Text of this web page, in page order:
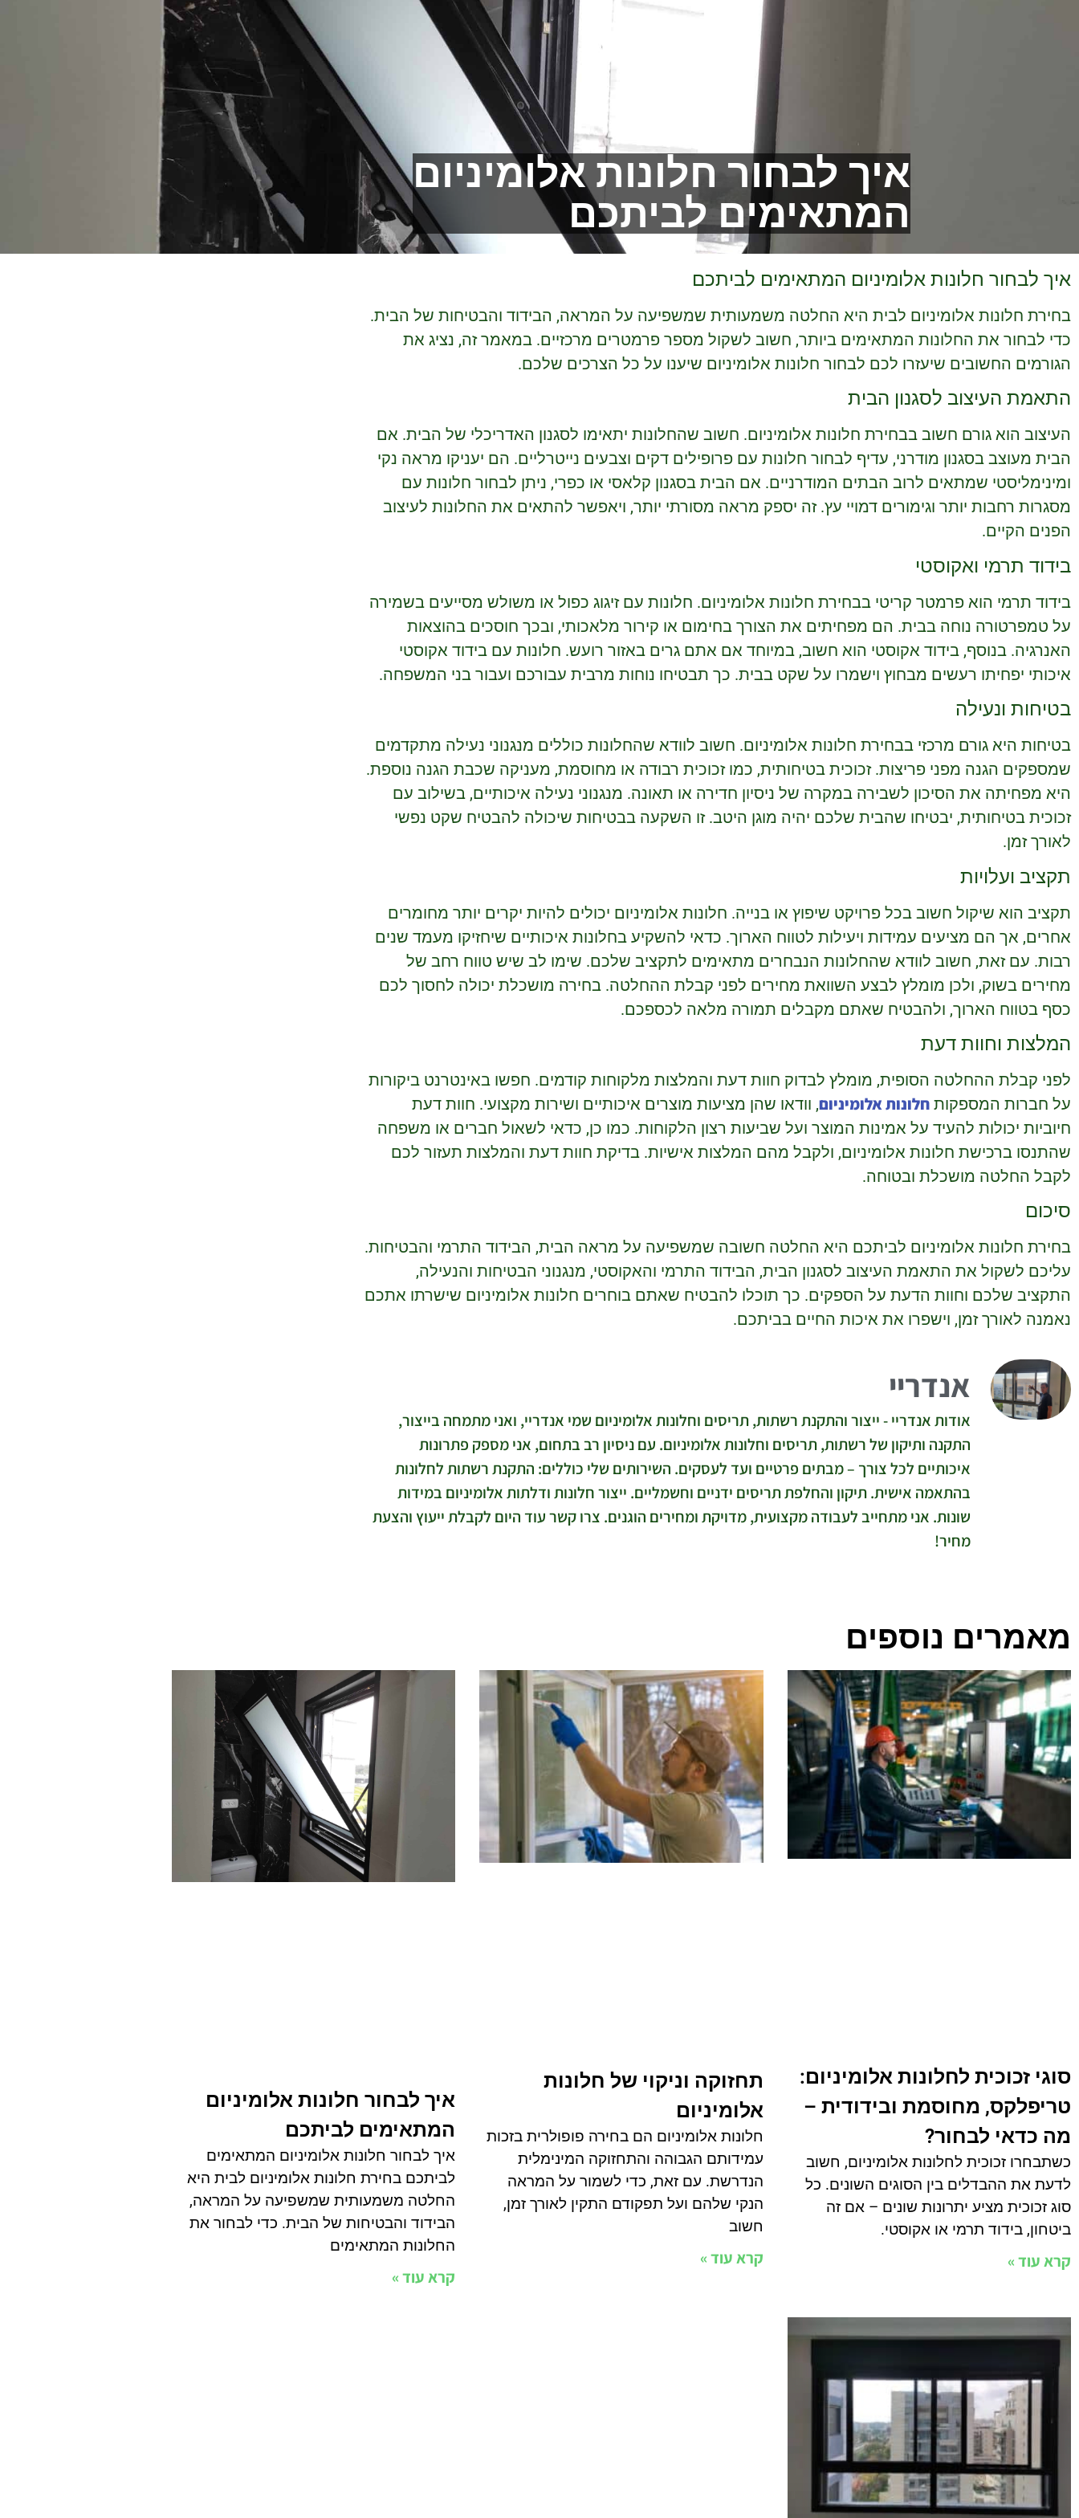
איך לבחור חלונות אלומיניום
המתאימים לביתכם
איך לבחור חלונות אלומיניום המתאימים לביתכם
בחירת חלונות אלומיניום לבית היא החלטה משמעותית שמשפיעה על המראה, הבידוד והבטיחות של הבית.
כדי לבחור את החלונות המתאימים ביותר, חשוב לשקול מספר פרמטרים מרכזיים. במאמר זה, נציג את
הגורמים החשובים שיעזרו לכם לבחור חלונות אלומיניום שיענו על כל הצרכים שלכם.
התאמת העיצוב לסגנון הבית
העיצוב הוא גורם חשוב בבחירת חלונות אלומיניום. חשוב שהחלונות יתאימו לסגנון האדריכלי של הבית. אם
הבית מעוצב בסגנון מודרני, עדיף לבחור חלונות עם פרופילים דקים וצבעים נייטרליים. הם יעניקו מראה נקי
ומינימליסטי שמתאים לרוב הבתים המודרניים. אם הבית בסגנון קלאסי או כפרי, ניתן לבחור חלונות עם
מסגרות רחבות יותר וגימורים דמויי עץ. זה יספק מראה מסורתי יותר, ויאפשר להתאים את החלונות לעיצוב
הפנים הקיים.
בידוד תרמי ואקוסטי
בידוד תרמי הוא פרמטר קריטי בבחירת חלונות אלומיניום. חלונות עם זיגוג כפול או משולש מסייעים בשמירה
על טמפרטורה נוחה בבית. הם מפחיתים את הצורך בחימום או קירור מלאכותי, ובכך חוסכים בהוצאות
האנרגיה. בנוסף, בידוד אקוסטי הוא חשוב, במיוחד אם אתם גרים באזור רועש. חלונות עם בידוד אקוסטי
איכותי יפחיתו רעשים מבחוץ וישמרו על שקט בבית. כך תבטיחו נוחות מרבית עבורכם ועבור בני המשפחה.
בטיחות ונעילה
בטיחות היא גורם מרכזי בבחירת חלונות אלומיניום. חשוב לוודא שהחלונות כוללים מנגנוני נעילה מתקדמים
שמספקים הגנה מפני פריצות. זכוכית בטיחותית, כמו זכוכית רבודה או מחוסמת, מעניקה שכבת הגנה נוספת.
היא מפחיתה את הסיכון לשבירה במקרה של ניסיון חדירה או תאונה. מנגנוני נעילה איכותיים, בשילוב עם
זכוכית בטיחותית, יבטיחו שהבית שלכם יהיה מוגן היטב. זו השקעה בבטיחות שיכולה להבטיח שקט נפשי
לאורך זמן.
תקציב ועלויות
תקציב הוא שיקול חשוב בכל פרויקט שיפוץ או בנייה. חלונות אלומיניום יכולים להיות יקרים יותר מחומרים
אחרים, אך הם מציעים עמידות ויעילות לטווח הארוך. כדאי להשקיע בחלונות איכותיים שיחזיקו מעמד שנים
רבות. עם זאת, חשוב לוודא שהחלונות הנבחרים מתאימים לתקציב שלכם. שימו לב שיש טווח רחב של
מחירים בשוק, ולכן מומלץ לבצע השוואת מחירים לפני קבלת ההחלטה. בחירה מושכלת יכולה לחסוך לכם
כסף בטווח הארוך, ולהבטיח שאתם מקבלים תמורה מלאה לכספכם.
המלצות וחוות דעת
לפני קבלת ההחלטה הסופית, מומלץ לבדוק חוות דעת והמלצות מלקוחות קודמים. חפשו באינטרנט ביקורות
על חברות המספקות חלונות אלומיניום, וודאו שהן מציעות מוצרים איכותיים ושירות מקצועי. חוות דעת
חיוביות יכולות להעיד על אמינות המוצר ועל שביעות רצון הלקוחות. כמו כן, כדאי לשאול חברים או משפחה
שהתנסו ברכישת חלונות אלומיניום, ולקבל מהם המלצות אישיות. בדיקת חוות דעת והמלצות תעזור לכם
לקבל החלטה מושכלת ובטוחה.
סיכום
בחירת חלונות אלומיניום לביתכם היא החלטה חשובה שמשפיעה על מראה הבית, הבידוד התרמי והבטיחות.
עליכם לשקול את התאמת העיצוב לסגנון הבית, הבידוד התרמי והאקוסטי, מנגנוני הבטיחות והנעילה,
התקציב שלכם וחוות הדעת על הספקים. כך תוכלו להבטיח שאתם בוחרים חלונות אלומיניום שישרתו אתכם
נאמנה לאורך זמן, וישפרו את איכות החיים בביתכם.
אנדריי
אודות אנדריי - ייצור והתקנת רשתות, תריסים וחלונות אלומיניום שמי אנדריי, ואני מתמחה בייצור,
התקנה ותיקון של רשתות, תריסים וחלונות אלומיניום. עם ניסיון רב בתחום, אני מספק פתרונות
איכותיים לכל צורך – מבתים פרטיים ועד לעסקים. השירותים שלי כוללים: התקנת רשתות לחלונות
בהתאמה אישית. תיקון והחלפת תריסים ידניים וחשמליים. ייצור חלונות ודלתות אלומיניום במידות
שונות. אני מתחייב לעבודה מקצועית, מדויקת ומחירים הוגנים. צרו קשר עוד היום לקבלת ייעוץ והצעת
מחיר!
מאמרים נוספים
סוגי זכוכית לחלונות אלומיניום:
טריפלקס, מחוסמת ובידודית –
מה כדאי לבחור?
כשתבחרו זכוכית לחלונות אלומיניום, חשוב
לדעת את ההבדלים בין הסוגים השונים. כל
סוג זכוכית מציע יתרונות שונים – אם זה
ביטחון, בידוד תרמי או אקוסטי.
קרא עוד »
תחזוקה וניקוי של חלונות
אלומיניום
חלונות אלומיניום הם בחירה פופולרית בזכות
עמידותם הגבוהה והתחזוקה המינימלית
הנדרשת. עם זאת, כדי לשמור על המראה
הנקי שלהם ועל תפקודם התקין לאורך זמן,
חשוב
קרא עוד »
איך לבחור חלונות אלומיניום
המתאימים לביתכם
איך לבחור חלונות אלומיניום המתאימים
לביתכם בחירת חלונות אלומיניום לבית היא
החלטה משמעותית שמשפיעה על המראה,
הבידוד והבטיחות של הבית. כדי לבחור את
החלונות המתאימים
קרא עוד »